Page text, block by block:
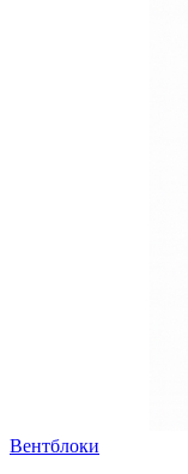
Вентблоки